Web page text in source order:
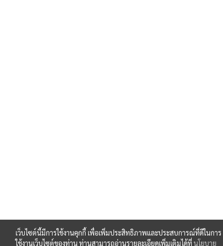
เว็บไซต์นี้มีการใช้งานคุกกี้ เพื่อเพิ่มประสิทธิภาพและประสบการณ์ที่ดีในการ
ใช้งานเว็บไซต์ของท่าน ท่านสามารถอ่านรายละเอียดเพิ่มเติมได้ที่นโยบาย